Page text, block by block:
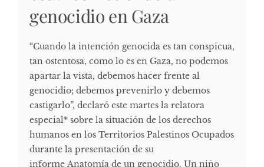
genocidio en Gaza
“Cuando la intención genocida es tan conspicua,
tan ostentosa, como lo es en Gaza, no podemos
apartar la vista, debemos hacer frente al
genocidio; debemos prevenirlo y debemos
castigarlo”, declaró este martes la relatora
especial* sobre la situación de los derechos
humanos en los Territorios Palestinos Ocupados
durante la presentación de su
informe Anatomía de un genocidio. Un niño